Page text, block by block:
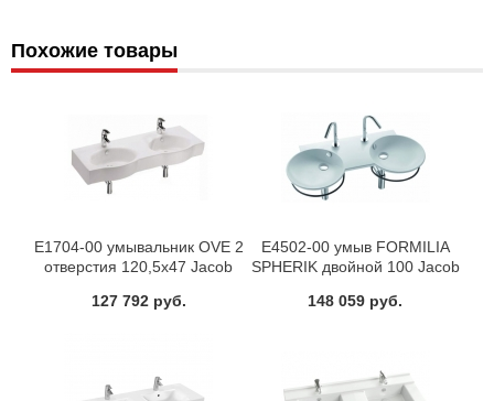
Похожие товары
E1704-00 умывальник OVE 2
отверстия 120,5х47 Jacob
127 792 руб.
E4502-00 умыв FORMILIA
SPHERIK двойной 100 Jacob
148 059 руб.